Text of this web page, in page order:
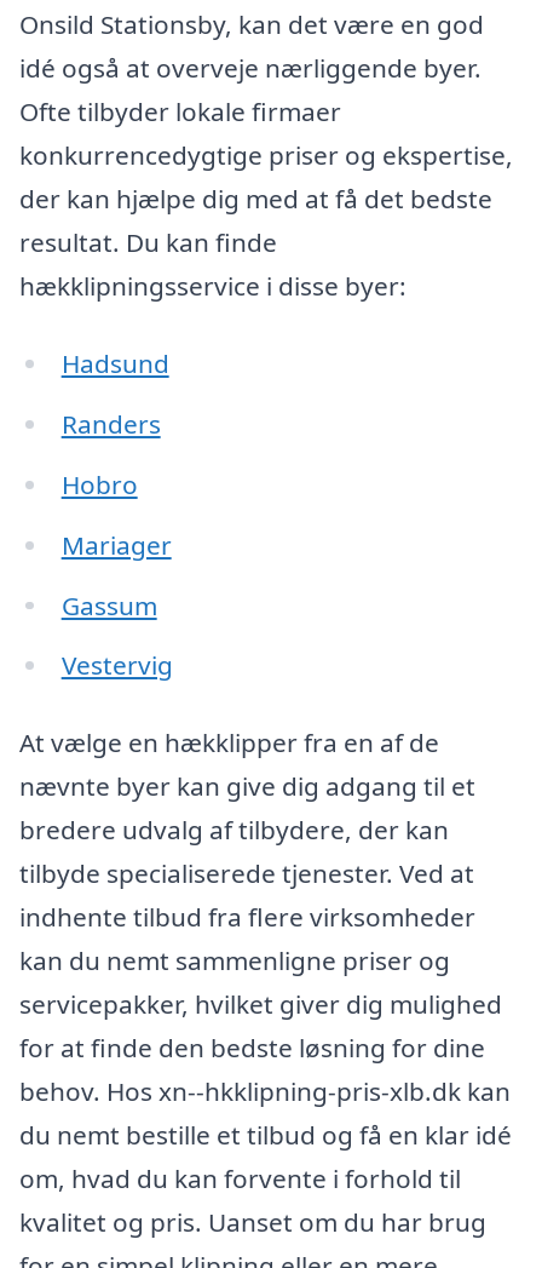
Onsild Stationsby, kan det være en god
idé også at overveje nærliggende byer.
Ofte tilbyder lokale firmaer
konkurrencedygtige priser og ekspertise,
der kan hjælpe dig med at få det bedste
resultat. Du kan finde
hækklipningsservice i disse byer:
Hadsund
Randers
Hobro
Mariager
Gassum
Vestervig
At vælge en hækklipper fra en af de
nævnte byer kan give dig adgang til et
bredere udvalg af tilbydere, der kan
tilbyde specialiserede tjenester. Ved at
indhente tilbud fra flere virksomheder
kan du nemt sammenligne priser og
servicepakker, hvilket giver dig mulighed
for at finde den bedste løsning for dine
behov. Hos xn--hkklipning-pris-xlb.dk kan
du nemt bestille et tilbud og få en klar idé
om, hvad du kan forvente i forhold til
kvalitet og pris. Uanset om du har brug